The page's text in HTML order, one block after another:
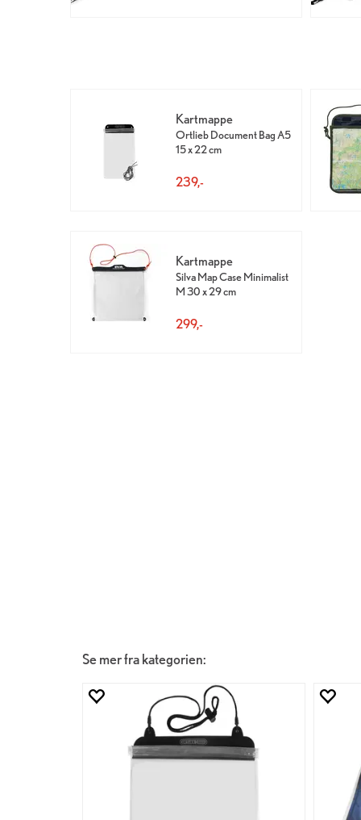
Kartmappe
Ortlieb Document Bag A5
15 x 22 cm
239,-
Kartmappe
Silva Map Case Minimalist
M 30 x 29 cm
299,-
Se mer fra kategorien: